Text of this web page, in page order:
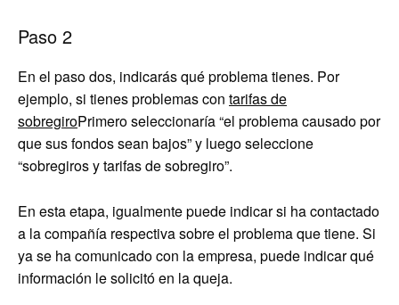
Paso 2
En el paso dos, indicarás qué problema tienes. Por
ejemplo, si tienes problemas con tarifas de
sobregiroPrimero seleccionaría “el problema causado por
que sus fondos sean bajos” y luego seleccione
“sobregiros y tarifas de sobregiro”.
En esta etapa, igualmente puede indicar si ha contactado
a la compañía respectiva sobre el problema que tiene. Si
ya se ha comunicado con la empresa, puede indicar qué
información le solicitó en la queja.